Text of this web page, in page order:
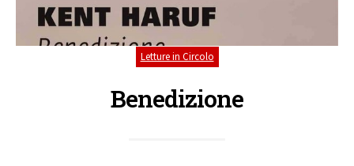
Letture in Circolo
Benedizione